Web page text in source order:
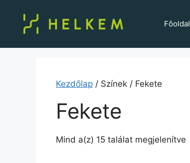
Főoldal
Kezdőlap / Színek / Fekete
Fekete
Mind a(z) 15 találat megjelenítve